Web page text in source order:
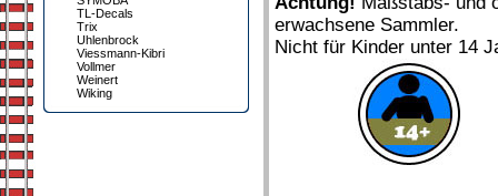
TL-Decals
Trix
Uhlenbrock
Viessmann-Kibri
Vollmer
Weinert
Wiking
erwachsene Sammler.
Nicht für Kinder unter 14